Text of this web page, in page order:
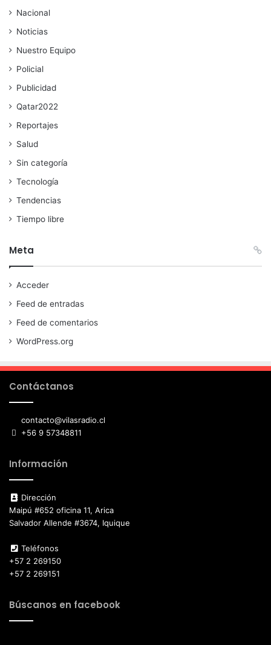
Nacional
Noticias
Nuestro Equipo
Policial
Publicidad
Qatar2022
Reportajes
Salud
Sin categoría
Tecnología
Tendencias
Tiempo libre
Meta
Acceder
Feed de entradas
Feed de comentarios
WordPress.org
Contáctanos
contacto@vilasradio.cl
+56 9 57348811
Información
Dirección
Maipú #652 oficina 11, Arica
Salvador Allende #3674, Iquique
Teléfonos
+57 2 269150
+57 2 269151
Búscanos en facebook